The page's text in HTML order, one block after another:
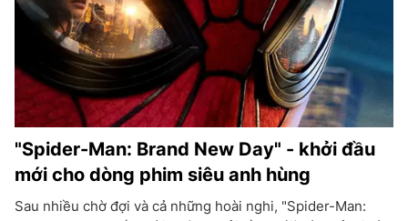
"Spider-Man: Brand New Day" - khởi đầu
mới cho dòng phim siêu anh hùng
Sau nhiều chờ đợi và cả những hoài nghi, "Spider-Man: